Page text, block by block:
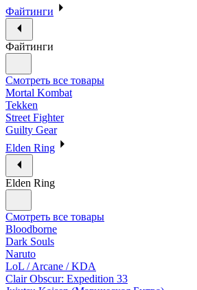
Файтинги
Файтинги
Смотреть все товары
Mortal Kombat
Tekken
Street Fighter
Guilty Gear
Elden Ring
Elden Ring
Смотреть все товары
Bloodborne
Dark Souls
Naruto
LoL / Arcane / KDA
Clair Obscur: Expedition 33